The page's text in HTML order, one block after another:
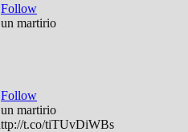
Follow
martirio
Follow
martirio
t.co/tiTUvDiWBs